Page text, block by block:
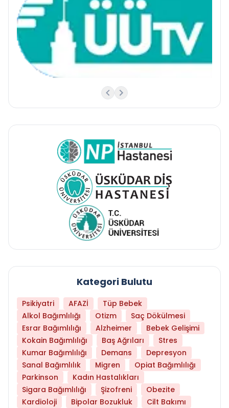
Kategori Bulutu
Psikiyatri AFAZİ
Tüp Bebek
Alkol Bağımlılığı
Otizm
Saç Dökülmesi
Esrar Bağımlılığı
Alzheimer
Bebek Gelişimi
Kokain Bağımlılığı
Baş Ağrıları
Stres
Kumar Bağımlılığı
Demans
Depresyon
Sanal Bağımlılık
Migren
Opiat Bağımlılığı
Parkinson
Kadın Hastalıkları
Sigara Bağımlılığı
Şizofreni
Obezite
Kardioloji
Bipolar Bozukluk Cilt Bakımı